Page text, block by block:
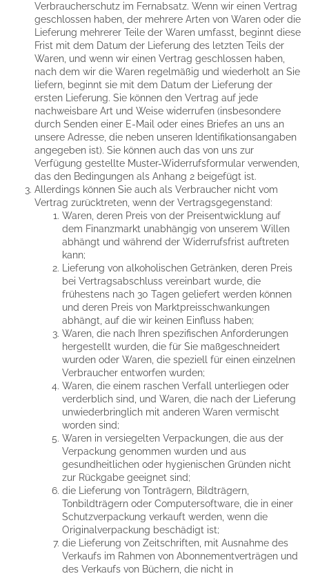
Verbraucherschutz im Fernabsatz. Wenn wir einen Vertrag
geschlossen haben, der mehrere Arten von Waren oder die
Lieferung mehrerer Teile der Waren umfasst, beginnt diese
Frist mit dem Datum der Lieferung des letzten Teils der
Waren, und wenn wir einen Vertrag geschlossen haben,
nach dem wir die Waren regelmäßig und wiederholt an Sie
liefern, beginnt sie mit dem Datum der Lieferung der
ersten Lieferung. Sie können den Vertrag auf jede
nachweisbare Art und Weise widerrufen (insbesondere
durch Senden einer E-Mail oder eines Briefes an uns an
unsere Adresse, die neben unseren Identifikationsangaben
angegeben ist). Sie können auch das von uns zur
Verfügung gestellte Muster-Widerrufsformular verwenden,
das den Bedingungen als Anhang 2 beigefügt ist.
Allerdings können Sie auch als Verbraucher nicht vom
Vertrag zurücktreten, wenn der Vertragsgegenstand:
Waren, deren Preis von der Preisentwicklung auf
dem Finanzmarkt unabhängig von unserem Willen
abhängt und während der Widerrufsfrist auftreten
kann;
Lieferung von alkoholischen Getränken, deren Preis
bei Vertragsabschluss vereinbart wurde, die
frühestens nach 30 Tagen geliefert werden können
und deren Preis von Marktpreisschwankungen
abhängt, auf die wir keinen Einfluss haben;
Waren, die nach Ihren spezifischen Anforderungen
hergestellt wurden, die für Sie maßgeschneidert
wurden oder Waren, die speziell für einen einzelnen
Verbraucher entworfen wurden;
Waren, die einem raschen Verfall unterliegen oder
verderblich sind, und Waren, die nach der Lieferung
unwiederbringlich mit anderen Waren vermischt
worden sind;
Waren in versiegelten Verpackungen, die aus der
Verpackung genommen wurden und aus
gesundheitlichen oder hygienischen Gründen nicht
zur Rückgabe geeignet sind;
die Lieferung von Tonträgern, Bildträgern,
Tonbildträgern oder Computersoftware, die in einer
Schutzverpackung verkauft werden, wenn die
Originalverpackung beschädigt ist;
die Lieferung von Zeitschriften, mit Ausnahme des
Verkaufs im Rahmen von Abonnementverträgen und
des Verkaufs von Büchern, die nicht in